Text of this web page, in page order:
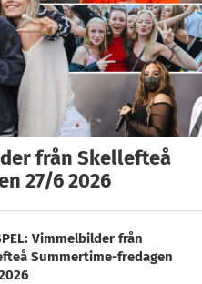
från Skellefteå
27/6 2026
Vimmelbilder från
Summertime-fredagen